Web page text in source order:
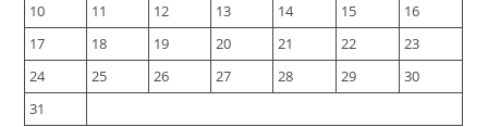
10
11 12 13 14 15
16
17
18 19 20 21 22
23
24
25 26 27 28 29
30
31